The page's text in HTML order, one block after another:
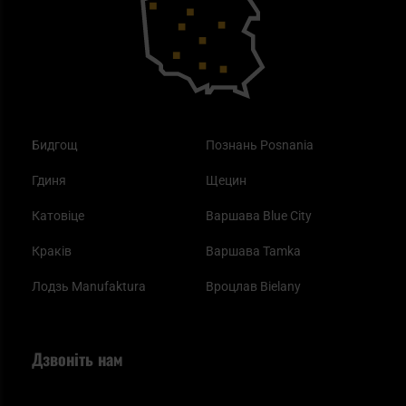
Бидгощ
Гдиня
Катовіце
Краків
Лодзь Manufaktura
Познань Posnania
Щецин
Варшава Blue City
Варшава Tamka
Вроцлав Bielany
Найкращі спальні мішки на осінь
Дзвоніть нам